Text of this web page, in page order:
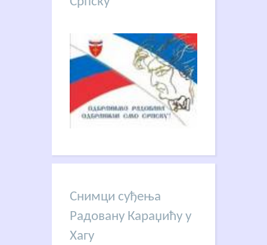
Снимци суђења
Радовану Караџићу у
Хагу